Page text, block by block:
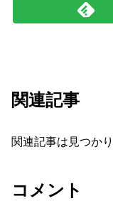
関連記事
関連記事は見つか
コメント